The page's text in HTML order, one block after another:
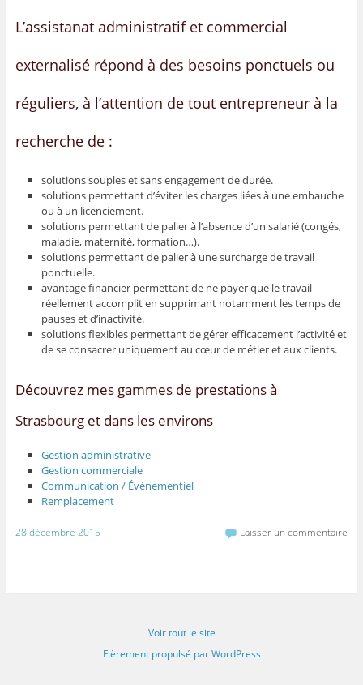
L’assistanat administratif et commercial
externalisé répond à des besoins ponctuels ou
réguliers, à l’attention de tout entrepreneur à la
recherche de :
solutions souples et sans engagement de durée.
solutions permettant d’éviter les charges liées à une embauche
ou à un licenciement.
solutions permettant de palier à l’absence d’un salarié (congés,
maladie, maternité, formation…).
solutions permettant de palier à une surcharge de travail
ponctuelle.
avantage financier permettant de ne payer que le travail
réellement accomplit en supprimant notamment les temps de
pauses et d’inactivité.
solutions flexibles permettant de gérer efficacement l’activité et
de se consacrer uniquement au cœur de métier et aux clients.
Découvrez mes gammes de prestations à
Strasbourg et dans les environs
Gestion administrative
Gestion commerciale
Communication / Événementiel
Remplacement
28 décembre 2015 Laisser un commentaire
Voir tout le site
Fièrement propulsé par WordPress